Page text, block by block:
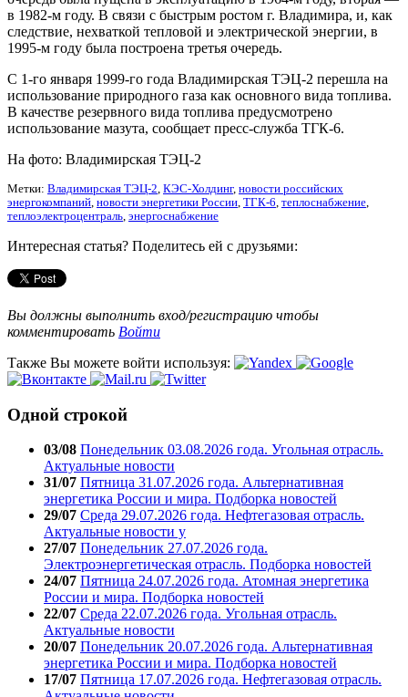
в 1982-м году. В связи с быстрым ростом г. Владимира, и, как
следствие, нехваткой тепловой и электрической энергии, в
1995-м году была построена третья очередь.
С 1-го января 1999-го года Владимирская ТЭЦ-2 перешла на
использование природного газа как основного вида топлива.
В качестве резервного вида топлива предусмотрено
использование мазута, сообщает пресс-служба ТГК-6.
На фото: Владимирская ТЭЦ-2
Метки: Владимирская ТЭЦ-2, КЭС-Холдинг, новости российских
энергокомпаний, новости энергетики России, ТГК-6, теплоснабжение,
теплоэлектроцентраль, энергоснабжение
Интересная статья? Поделитесь ей с друзьями:
Вы должны выполнить вход/регистрацию чтобы
комментировать Войти
Также Вы можете войти используя:
Одной строкой
03/08 Понедельник 03.08.2026 года. Угольная отрасль.
Актуальные новости
31/07 Пятница 31.07.2026 года. Альтернативная
энергетика России и мира. Подборка новостей
29/07 Среда 29.07.2026 года. Нефтегазовая отрасль.
Актуальные новости у
27/07 Понедельник 27.07.2026 года.
Электроэнергетическая отрасль. Подборка новостей
24/07 Пятница 24.07.2026 года. Атомная энергетика
России и мира. Подборка новостей
22/07 Среда 22.07.2026 года. Угольная отрасль.
Актуальные новости
20/07 Понедельник 20.07.2026 года. Альтернативная
энергетика России и мира. Подборка новостей
17/07 Пятница 17.07.2026 года. Нефтегазовая отрасль.